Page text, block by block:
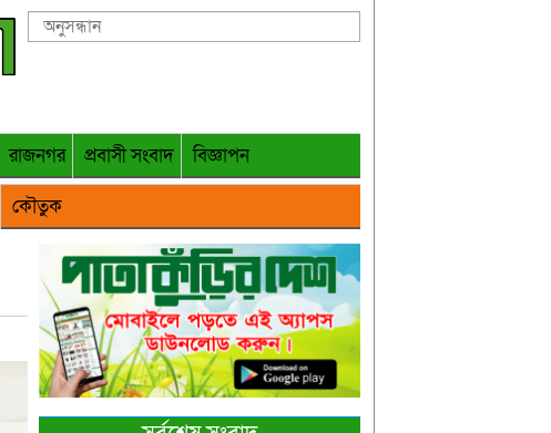
রাজনগর প্রবাসী সংবাদ
বিজ্ঞাপন
কৌতুক